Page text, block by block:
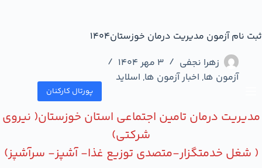
پورتال کارکنان
ثبت نام آزمون مدیریت درمان خوزستان۱۴۰۴
زهرا نجفی
3 مهر 1404
آزمون ها, اخبار آزمون ها, اسلاید
مدیریت درمان تامین اجتماعی استان خوزستان( نیروی
شرکتی)
( شغل خدمتگزار-متصدی توزیع غذا- آشپز- سرآشپز)